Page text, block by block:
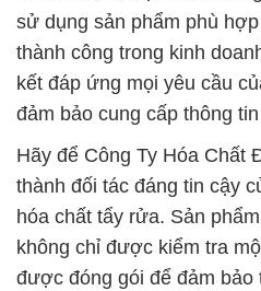
sử dụng sản phẩm phù
thành công trong kinh
kết đáp ứng mọi yêu cầu
đảm bảo cung cấp thông
Hãy để Công Ty Hóa Chất
thành đối tác đáng tin cậy
hóa chất tẩy rửa. Sản
không chỉ được kiểm tra
được đóng gói để đảm bảo